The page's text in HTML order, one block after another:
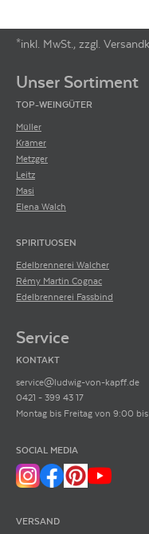
*inkl. MwSt., zzgl.
Unser Sortiment
TOP-WEINGÜTER
Müller
Krämer
Metzger
Leitz
Masi
Elena Walch
SPIRITUOSEN
Edelbrennerei Walcher
Rémy Martin Cognac
Edelbrennerei Fassbind
Service
KONTAKT
service@ludwig-von-kapff.de
0421 - 399 43 17
Montag bis Freitag von 9:00
SOCIAL MEDIA
VERSAND